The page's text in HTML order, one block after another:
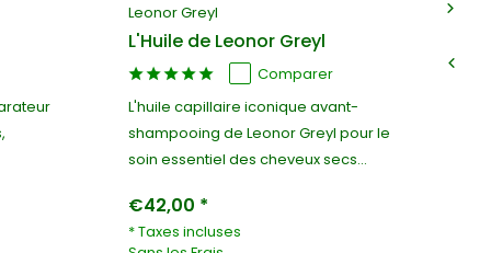
Leonor Greyl
L'Huile de Leonor Greyl
Comparer
L'huile capillaire iconique avant-
shampooing de Leonor Greyl pour le
soin essentiel des cheveux secs...
€42,00 *
* Taxes incluses